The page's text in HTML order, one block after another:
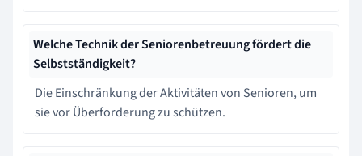
Welche Technik der Seniorenbetreuung fördert die
Selbstständigkeit?
Die Einschränkung der Aktivitäten von Senioren, um
sie vor Überforderung zu schützen.